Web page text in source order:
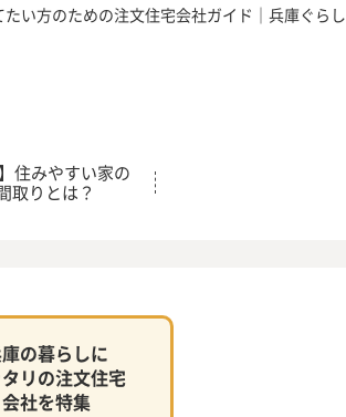
い方のための注文住宅会社ガイド｜兵庫ぐらし
】住みやすい家の
取りとは？
の暮らしに
リの注文住宅
会社を特集